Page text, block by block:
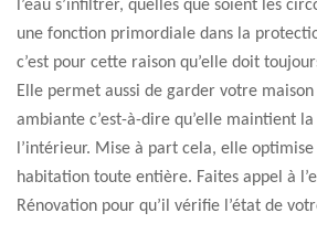
l’eau s’infiltrer, quelles que soient les
une fonction primordiale dans la
c’est pour cette raison qu’elle doit
Elle permet aussi de garder votre
ambiante c’est-à-dire qu’elle maintient
l’intérieur. Mise à part cela, elle
habitation toute entière. Faites appel à
Rénovation pour qu’il vérifie l’état de